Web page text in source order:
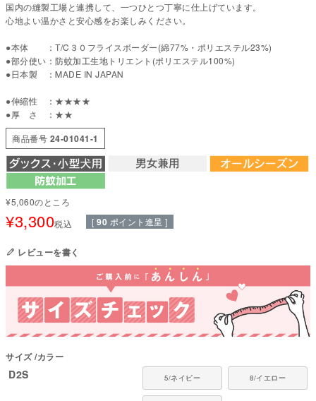
ダー部分は、伸縮性の良いコットンポリエステルのフライス素材。
【脇・胸・前足の付け根までカバー】
タンクでは出てしまう部分まで袖が覆い、汚れや肌の露出を軽減。前足を通
【ボーダーが映える綿ポリフライス】
綿の肌触りとポリエステルの速乾性を兼ね備えた、型崩れしにくいボーダー
素材です。
【トリエント素材使用】
蚊や虫が気になる季節のお散歩や外遊びにおすすめ。公園や草むら、ドッグ
ランなど、夏のお出かけシーンにも活躍します。
■ 素材・機能について
・フライス組織の高い伸縮性で型崩れしにくい
・乾きやすくシワになりにくい扱いやすさ
・表裏同じ編み目で肌当たりが滑らか
●本体：T/C30フライスボーダー(綿77%・ポリエステル23%)
●部分使い：特殊加工生地トリエント(ポリエステル100%)
●日本製：MADE IN JAPAN
●伸縮性（5段階）：4
●厚さ（5段階）：2
ファスナー・ボタン・面テープがある商品は、しっかり止めた状態で洗濯を
してください。
国内の縫製工場と連携して、一つひとつ丁寧に仕上げています。
心地よい温かさと安心感をお楽しみください。
●本体 ：T/C３０フライスボーダー(綿77%・ポリエステル23%)
●部分使い：防蚊加工生地トリエント(ポリエステル100%)
●日本製 ：MADE IN JAPAN
●伸縮性 ：★★★★
●厚 さ ：★★
商品番号 24-01041-1
¥5,060のところ
¥3,300税込 [ 90 ポイント進呈 ]
レビューを書く
サイズ カラー
D2S 5/ネイビー 8/イエロー